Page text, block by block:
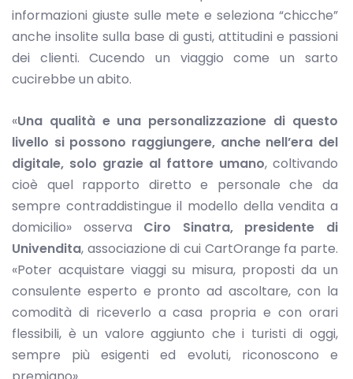
informazioni giuste sulle mete e seleziona “chicche”
anche insolite sulla base di gusti, attitudini e passioni
dei clienti. Cucendo un viaggio come un sarto
cucirebbe un abito.
«Una qualità e una personalizzazione di questo
livello si possono raggiungere, anche nell’era del
digitale, solo grazie al fattore umano, coltivando
cioè quel rapporto diretto e personale che da
sempre contraddistingue il modello della vendita a
domicilio» osserva Ciro Sinatra, presidente di
Univendita, associazione di cui CartOrange fa parte.
«Poter acquistare viaggi su misura, proposti da un
consulente esperto e pronto ad ascoltare, con la
comodità di riceverlo a casa propria e con orari
flessibili, è un valore aggiunto che i turisti di oggi,
sempre più esigenti ed evoluti, riconoscono e